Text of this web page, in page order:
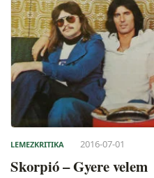
LEMEZKRITIKA 2016-07-01
Skorpió – Gyere velem